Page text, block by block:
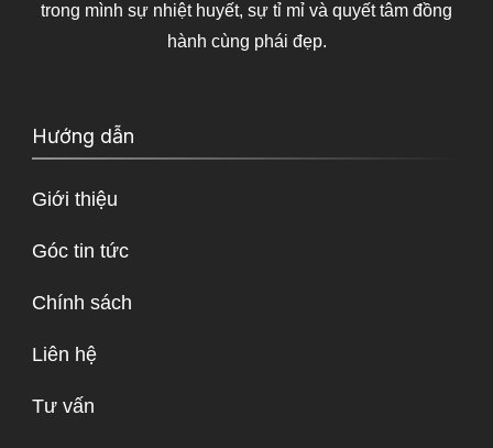
trong mình sự nhiệt huyết, sự tỉ mỉ và quyết tâm đồng
hành cùng phái đẹp.
Hướng dẫn
Giới thiệu
Góc tin tức
Chính sách
Liên hệ
Tư vấn